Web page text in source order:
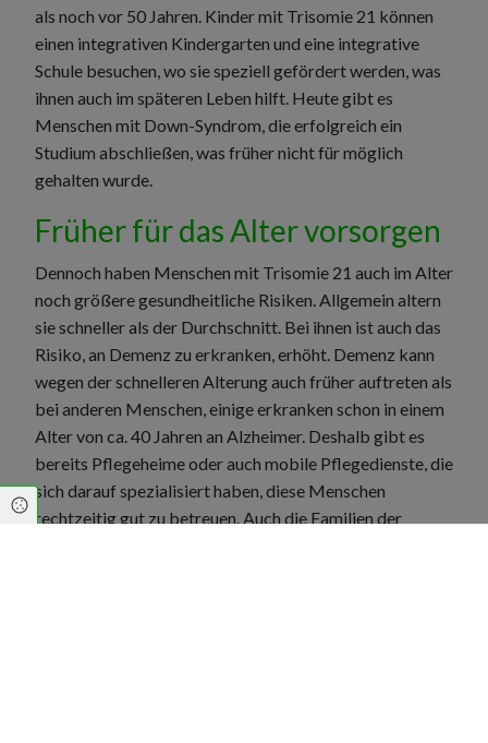
als noch vor 50 Jahren. Kinder mit Trisomie 21 können
einen integrativen Kindergarten und eine integrative
Schule besuchen, wo sie speziell gefördert werden, was
ihnen auch im späteren Leben hilft. Heute gibt es
Menschen mit Down-Syndrom, die erfolgreich ein
Studium abschließen, was früher nicht für möglich
gehalten wurde.
Früher für das Alter vorsorgen
Dennoch haben Menschen mit Trisomie 21 auch im Alter
noch größere gesundheitliche Risiken. Allgemein altern
sie schneller als der Durchschnitt. Bei ihnen ist auch das
Risiko, an Demenz zu erkranken, erhöht. Demenz kann
wegen der schnelleren Alterung auch früher auftreten als
bei anderen Menschen, einige erkranken schon in einem
Alter von ca. 40 Jahren an Alzheimer. Deshalb gibt es
bereits Pflegeheime oder auch mobile Pflegedienste, die
sich darauf spezialisiert haben, diese Menschen
rechtzeitig gut zu betreuen. Auch die Familien der
Cookie Einstellungen